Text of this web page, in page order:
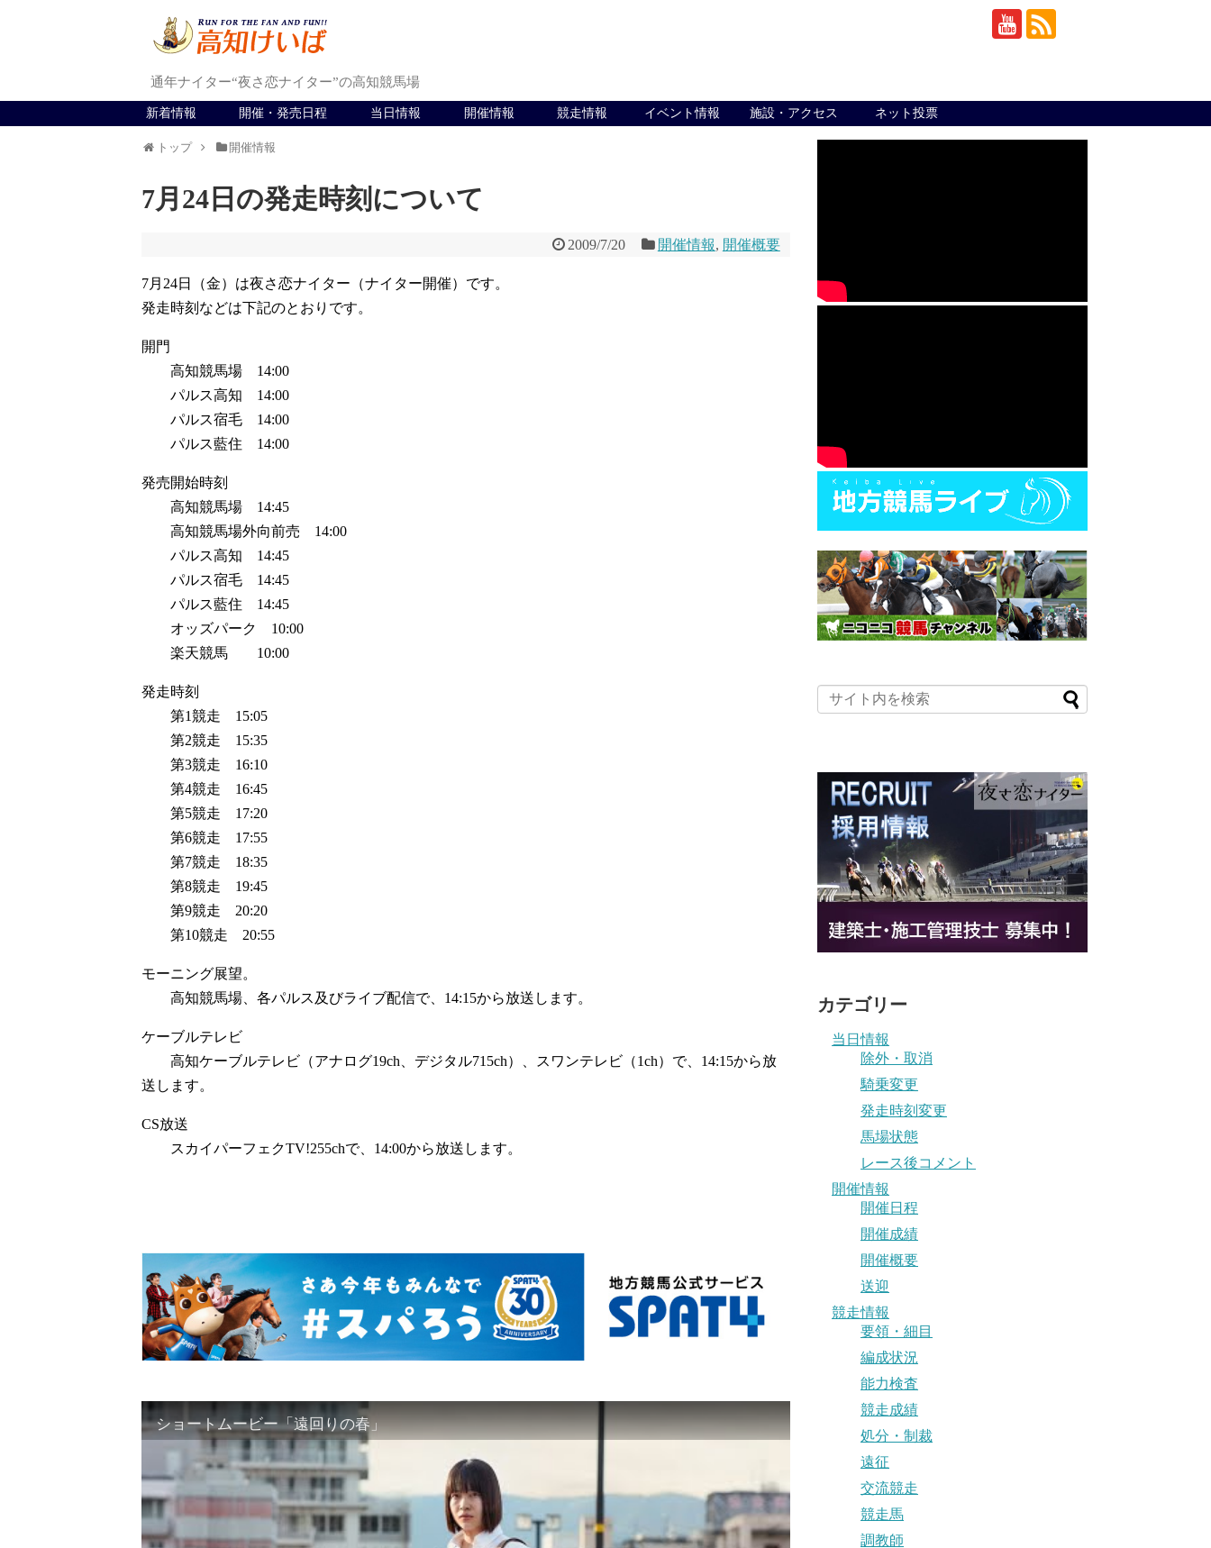
通年ナイター“夜さ恋ナイター”の高知競馬場
新着情報 開催・発売日程 当日情報 開催情報 競走情報 イベント情報 施設・アクセス ネット投票
トップ 開催情報
7月24日の発走時刻について
2009/7/20 開催情報, 開催概要
7月24日（金）は夜さ恋ナイター（ナイター開催）です。
発走時刻などは下記のとおりです。
開門
高知競馬場 14:00
パルス高知 14:00
パルス宿毛 14:00
パルス藍住 14:00
発売開始時刻
高知競馬場 14:45
高知競馬場外向前売 14:00
パルス高知 14:45
パルス宿毛 14:45
パルス藍住 14:45
オッズパーク 10:00
楽天競馬 10:00
発走時刻
第1競走 15:05
第2競走 15:35
第3競走 16:10
第4競走 16:45
第5競走 17:20
第6競走 17:55
第7競走 18:35
第8競走 19:45
第9競走 20:20
第10競走 20:55
モーニング展望。
高知競馬場、各パルス及びライブ配信で、14:15から放送します。
ケーブルテレビ
高知ケーブルテレビ（アナログ19ch、デジタル715ch）、スワンテレビ（1ch）で、14:15から放
送します。
CS放送
スカイパーフェクTV!255chで、14:00から放送します。
ショートムービー「遠回りの春」
カテゴリー
当日情報
除外・取消
騎乗変更
発走時刻変更
馬場状態
レース後コメント
開催情報
開催日程
開催成績
開催概要
送迎
競走情報
要領・細目
編成状況
能力検査
競走成績
処分・制裁
遠征
交流競走
競走馬
調教師